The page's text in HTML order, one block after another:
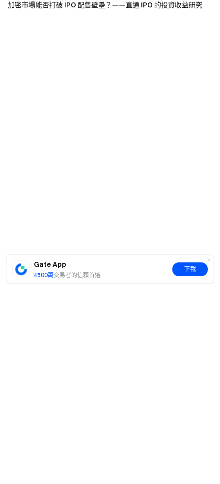
Gate App
4500萬交易者的信賴首選
下載
加密市場能否打破 IPO 配售壁壘？——直通 IPO 的投資收益研究